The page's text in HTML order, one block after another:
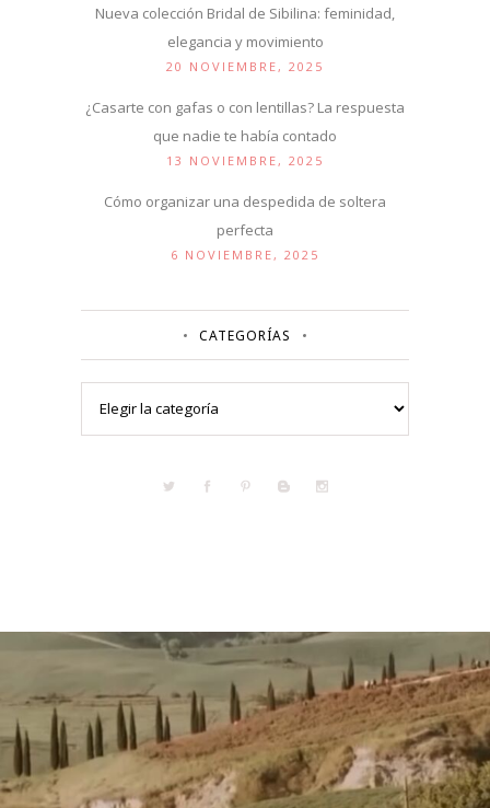
Nueva colección Bridal de Sibilina: feminidad,
elegancia y movimiento
20 NOVIEMBRE, 2025
¿Casarte con gafas o con lentillas? La respuesta
que nadie te había contado
13 NOVIEMBRE, 2025
Cómo organizar una despedida de soltera
perfecta
6 NOVIEMBRE, 2025
CATEGORÍAS